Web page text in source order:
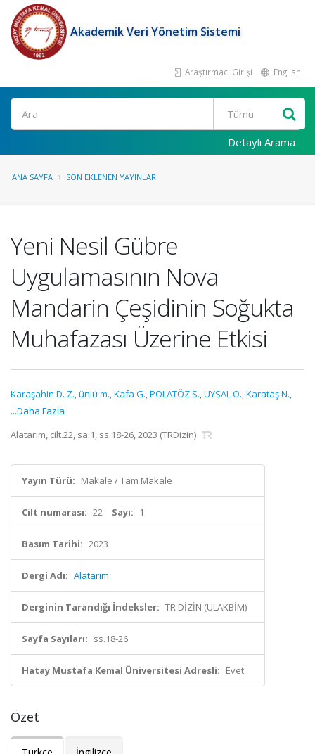
Akademik Veri Yönetim Sistemi
Araştırmacı Girişi English
Ara
Detaylı Arama
ANA SAYFA SON EKLENEN YAYINLAR
Yeni Nesil Gübre
Uygulamasının Nova
Mandarin Çeşidinin Soğukta
Muhafazası Üzerine Etkisi
Karaşahin D. Z.,ünlü m.,Kafa G.,POLATÖZ S.,UYSAL O.,Karataş N.,
...Daha Fazla
Alatarım, cilt.22, sa.1, ss.18-26, 2023 (TRDizin)
Yayın Türü: Makale / Tam Makale
Cilt numarası: 22 Sayı: 1
Basım Tarihi: 2023
Dergi Adı: Alatarım
Derginin Tarandığı İndeksler: TR DİZİN (ULAKBİM)
Sayfa Sayıları: ss.18-26
Hatay Mustafa Kemal Üniversitesi Adresli: Evet
Özet